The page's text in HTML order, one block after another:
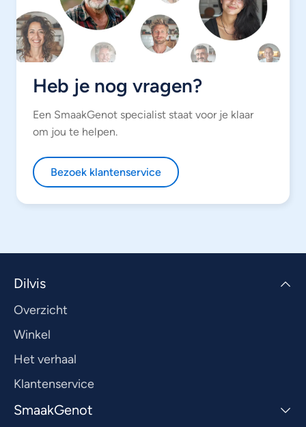
Heb je nog vragen?
Een SmaakGenot specialist staat voor je klaar
om jou te helpen.
Bezoek klantenservice
Dilvis
Overzicht
Winkel
Het verhaal
Klantenservice
SmaakGenot